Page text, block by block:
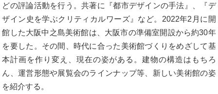
どの評論活動を行う。共著に『都市デザインの手法』、『デ
ザイン史を学ぶクリティカルワーズ』など。2022年2月に開
館した大阪中之島美術館は、大阪市の準備室開設から約30年
を要した。その間、時代に合った美術館づくりをめざして基
本計画を作り変え、現在の姿がある。建物の構造はもちろ
ん、運営形態や展覧会のラインナップ等、新しい美術館の姿
を紹介する。